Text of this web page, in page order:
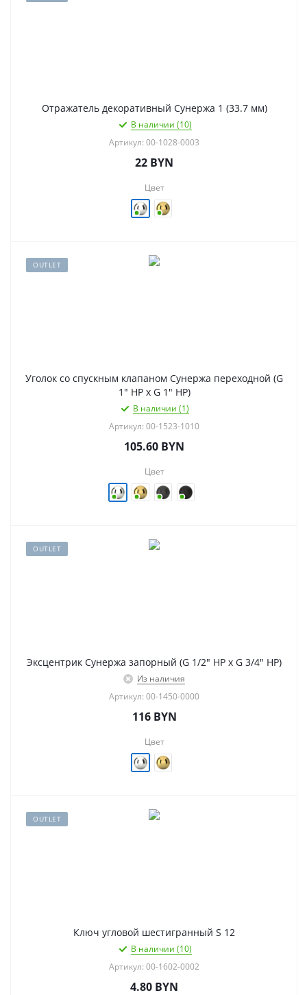
Отражатель декоративный Сунержа 1 (33.7 мм)
В наличии (10)
Артикул: 00-1028-0003
22 BYN
Цвет
OUTLET
Уголок со спускным клапаном Сунержа переходной (G
1" НР х G 1" НР)
В наличии (1)
Артикул: 00-1523-1010
105.60 BYN
Цвет
OUTLET
Эксцентрик Сунержа запорный (G 1/2" НР х G 3/4" НР)
Из наличия
Артикул: 00-1450-0000
116BYN
Цвет
OUTLET
Ключ угловой шестигранный S 12
В наличии (10)
Артикул: 00-1602-0002
4.80 BYN